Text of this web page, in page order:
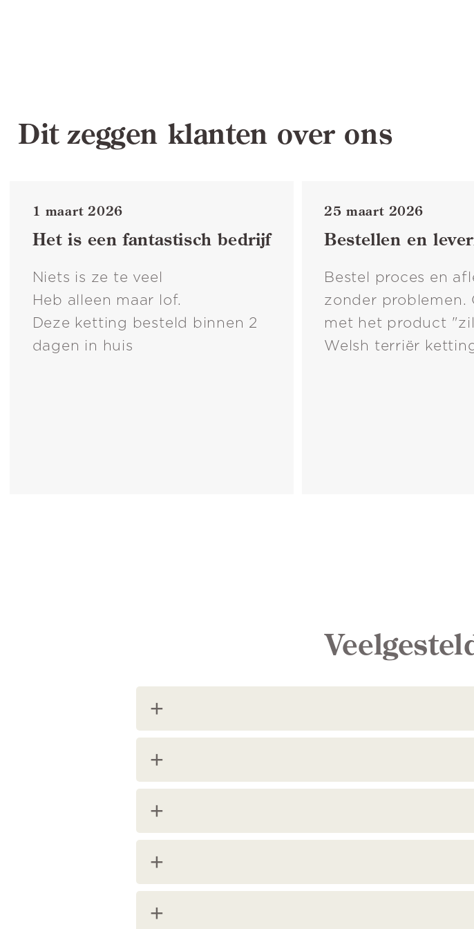
Dit zeggen klanten over ons
1 maart 2026
Het is een fantastisch bedrijf
Niets is ze te veel
Heb alleen maar lof.
Deze ketting besteld binnen 2
dagen in huis
25 maart 2026
Bestellen en
Bestel proces en
zonder problemen.
met het product
Welsh terriër